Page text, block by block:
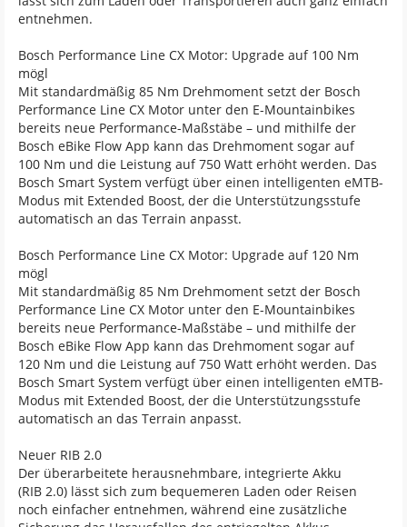
entnehmen.
Bosch Performance Line CX Motor: Upgrade auf 100 Nm
mögl
Mit standardmäßig 85 Nm Drehmoment setzt der Bosch
Performance Line CX Motor unter den E-Mountainbikes
bereits neue Performance-Maßstäbe – und mithilfe der
Bosch eBike Flow App kann das Drehmoment sogar auf
100 Nm und die Leistung auf 750 Watt erhöht werden. Das
Bosch Smart System verfügt über einen intelligenten eMTB-
Modus mit Extended Boost, der die Unterstützungsstufe
automatisch an das Terrain anpasst.
Bosch Performance Line CX Motor: Upgrade auf 120 Nm
mögl
Mit standardmäßig 85 Nm Drehmoment setzt der Bosch
Performance Line CX Motor unter den E-Mountainbikes
bereits neue Performance-Maßstäbe – und mithilfe der
Bosch eBike Flow App kann das Drehmoment sogar auf
120 Nm und die Leistung auf 750 Watt erhöht werden. Das
Bosch Smart System verfügt über einen intelligenten eMTB-
Modus mit Extended Boost, der die Unterstützungsstufe
automatisch an das Terrain anpasst.
Neuer RIB 2.0
Der überarbeitete herausnehmbare, integrierte Akku
(RIB 2.0) lässt sich zum bequemeren Laden oder Reisen
noch einfacher entnehmen, während eine zusätzliche